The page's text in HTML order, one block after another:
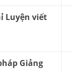
Luyện viết
Giảng